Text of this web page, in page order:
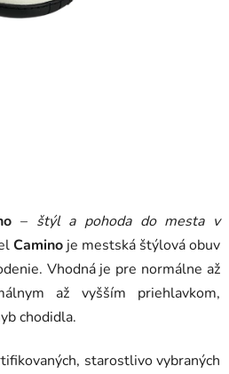
– štýl a pohoda do mesta v
Camino je mestská štýlová obuv
Vhodná je pre normálne až
až vyšším priehlavkom,
chodidla.
starostlivo vybraných